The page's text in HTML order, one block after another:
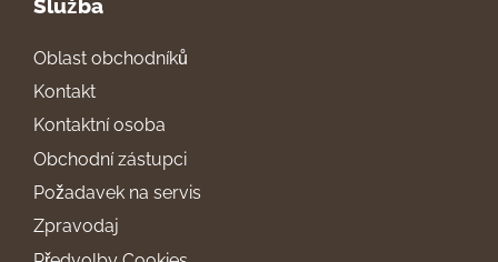
Služba
Oblast obchodníků
Kontakt
Kontaktní osoba
Obchodní zástupci
Požadavek na servis
Zpravodaj